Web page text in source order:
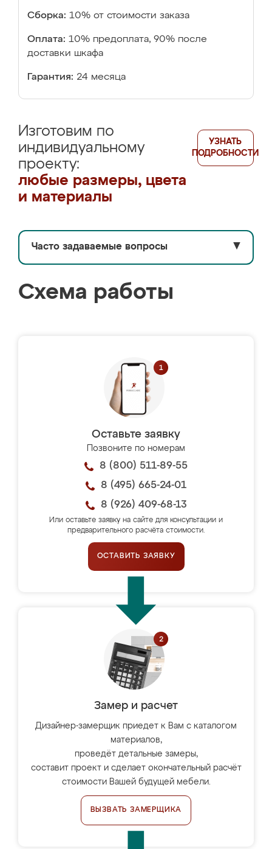
Сборка: 10% от стоимости заказа
Оплата: 10% предоплата, 90% после
доставки шкафа
Гарантия: 24 месяца
Изготовим по
индивидуальному
проекту:
любые размеры, цвета
и материалы
УЗНАТЬ
ПОДРОБНОСТИ
Часто задаваемые вопросы ▼
Схема работы
Оставьте заявку
Позвоните по номерам
8 (800) 511-89-55
8 (495) 665-24-01
8 (926) 409-68-13
Или оставьте заявку на сайте для консультации и
предварительного расчёта стоимости.
ОСТАВИТЬ ЗАЯВКУ
Замер и расчет
Дизайнер-замерщик приедет к Вам с каталогом
материалов,
проведёт детальные замеры,
составит проект и сделает окончательный расчёт
стоимости Вашей будущей мебели.
ВЫЗВАТЬ ЗАМЕРЩИКА